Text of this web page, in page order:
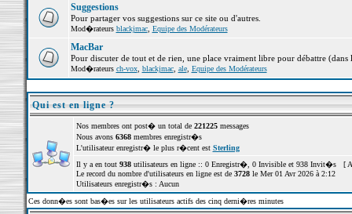
Suggestions
Pour partager vos suggestions sur ce site ou d'autres.
Mod�rateurs blackjmac, Equipe des Modérateurs
MacBar
Pour discuter de tout et de rien, une place vraiment libre pour débattre (dans
Mod�rateurs ch-vox, blackjmac, ale, Equipe des Modérateurs
Qui est en ligne ?
Nos membres ont post� un total de 221225messages
Nous avons 6368membres enregistr�s
L'utilisateur enregistr� le plus r�cent est Sterling
Il y a en tout 938utilisateurs en ligne :: 0 Enregistr�, 0 Invisible et 938 Invit�s [
Le record du nombre d'utilisateurs en ligne est de 3728le Mer 01 Avr 2026 à 2:12
Utilisateurs enregistr�s : Aucun
Ces donn�es sont bas�es sur les utilisateurs actifs des cinq derni�res minutes